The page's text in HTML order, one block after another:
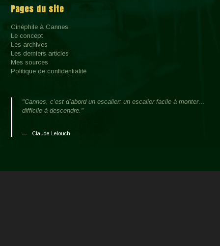
Pages du site
Cinéphile à Cannes
Le concept
Les archives
Les derniers articles
Mes sources
Politique de confidentialité
"Cannes, c’est d’abord un escalier: un escalier facile à monter…
difficile à descendre."
Claude Lelouch